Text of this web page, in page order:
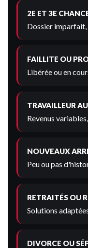
2E ET 3E
Dossier
FAILLITE OU
Libérée ou en
TRAVAILLEUR
Revenus
NOUVEAUX
Peu ou pas
RETRAITÉS OU
Solutions
DIVORCE OU